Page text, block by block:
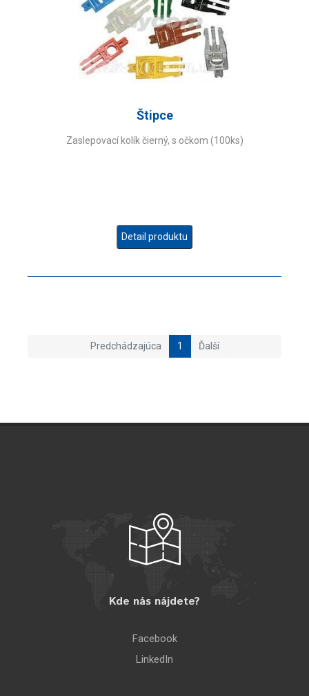
Štipce
Zaslepovací kolík čierný, s očkom (100ks)
Detail produktu
Predchádzajúca 1 Ďalší
Kde nás nájdete?
Facebook
LinkedIn